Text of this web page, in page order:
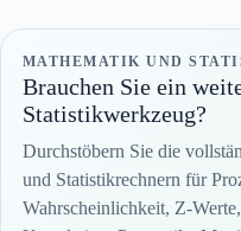
MATHEMATIK UND
Brauchen Sie ein
Statistikwerkzeug?
Durchstöbern Sie die
und Statistikrechnern für
Wahrscheinlichkeit, Z-